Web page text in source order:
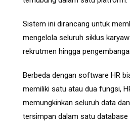
Sistem ini dirancang untuk
mengelola seluruh siklus
rekrutmen hingga
Berbeda dengan software HR
memiliki satu atau dua fungsi,
memungkinkan seluruh data
tersimpan dalam satu database